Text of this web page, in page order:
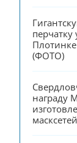
перчатку
(ФОТО)
награду